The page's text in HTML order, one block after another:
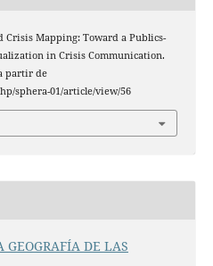
Crisis Mapping: Toward a Publics-
in Crisis Communication.
partir de
sphera-01/article/view/56
DE LAS